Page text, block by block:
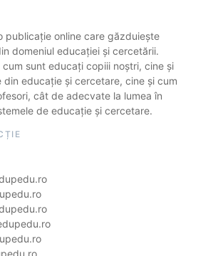
publicație online care găzduiește
domeniul educației și cercetării.
sunt educați copiii noștri, cine și
educație și cercetare, cine și cum
cât de adecvate la lumea în
de educație și cercetare.